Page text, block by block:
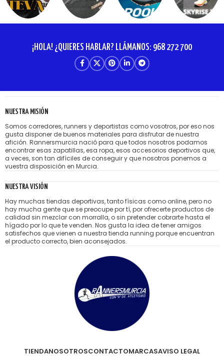
¡HOLA! ¿QUIERES HABLAR? LLÁMANOS: 968 272 700
NUESTRA MISIÓN
Somos corredores, runners y deportistas como vosotros, por eso nos
gusta disponer de buenos materiales para disfrutar de nuestra
afición. Rannersmurcia nació para que todos nosotros podamos
encontrar esas zapatillas, esa ropa, esos accesorios deportivos que,
a veces, son tan difíciles de conseguir y que nosotros ponemos a
vuestra disposición en Murcia.
NUESTRA VISIÓN
Hay muchas tiendas deportivas, tanto físicas como online, pero no
hay mucha gente que se preocupe por tí, por ofrecerte productos de
calidad sin mezclar con morralla, o sin pretender cobrarte hasta el
hígado por lo que te venden. Nos gusta la idea de tener amigos
satisfechos que vienen a nuestra tienda running porque encuentran
el producto correcto, bien aconsejados.
TIENDANOSOTROSCONTACTOMARCASAVISO LEGAL